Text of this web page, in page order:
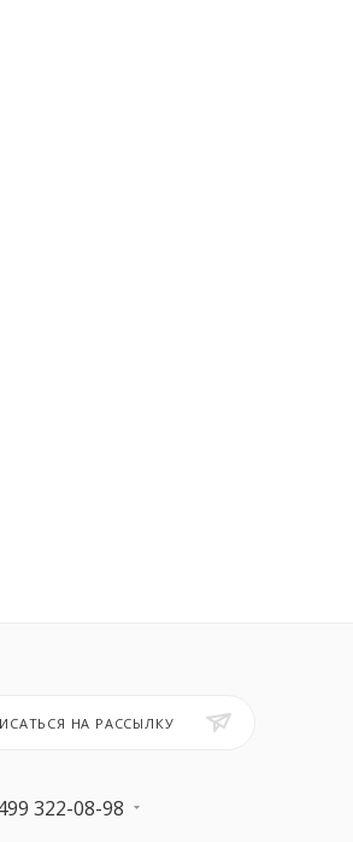
НА РАССЫЛКУ
322-08-98